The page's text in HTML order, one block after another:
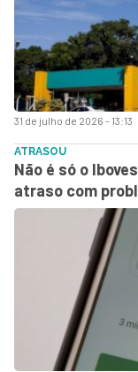
31 de julho de 2026 - 13:13
ATRASOU
Não é só o
atraso com